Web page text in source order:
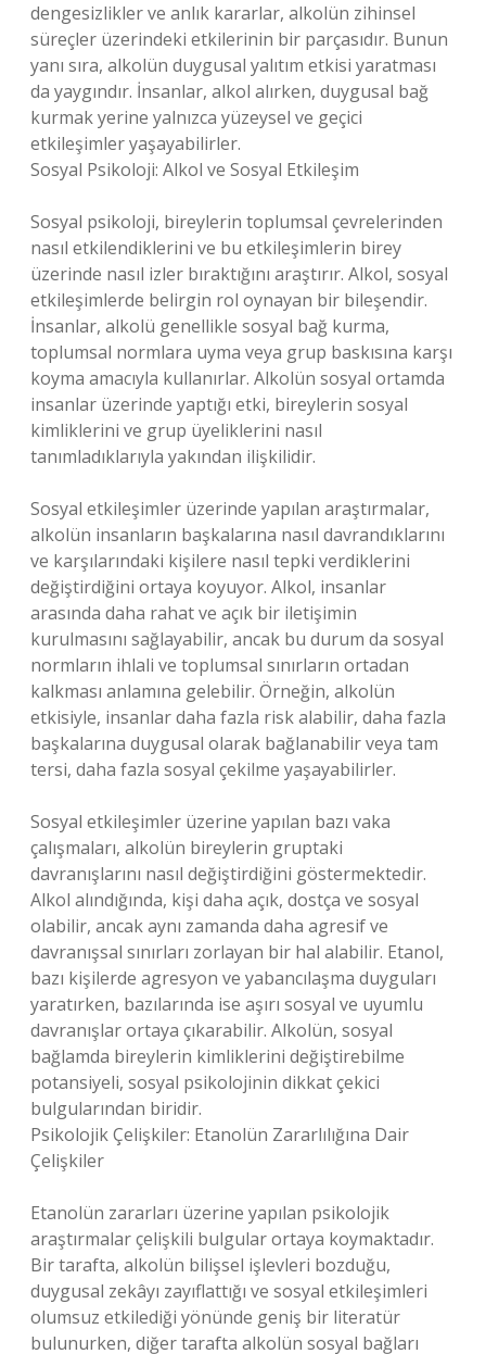
dengesizlikler ve anlık kararlar, alkolün zihinsel
süreçler üzerindeki etkilerinin bir parçasıdır. Bunun
yanı sıra, alkolün duygusal yalıtım etkisi yaratması
da yaygındır. İnsanlar, alkol alırken, duygusal bağ
kurmak yerine yalnızca yüzeysel ve geçici
etkileşimler yaşayabilirler.
Sosyal Psikoloji: Alkol ve Sosyal Etkileşim
Sosyal psikoloji, bireylerin toplumsal çevrelerinden
nasıl etkilendiklerini ve bu etkileşimlerin birey
üzerinde nasıl izler bıraktığını araştırır. Alkol, sosyal
etkileşimlerde belirgin rol oynayan bir bileşendir.
İnsanlar, alkolü genellikle sosyal bağ kurma,
toplumsal normlara uyma veya grup baskısına karşı
koyma amacıyla kullanırlar. Alkolün sosyal ortamda
insanlar üzerinde yaptığı etki, bireylerin sosyal
kimliklerini ve grup üyeliklerini nasıl
tanımladıklarıyla yakından ilişkilidir.
Sosyal etkileşimler üzerinde yapılan araştırmalar,
alkolün insanların başkalarına nasıl davrandıklarını
ve karşılarındaki kişilere nasıl tepki verdiklerini
değiştirdiğini ortaya koyuyor. Alkol, insanlar
arasında daha rahat ve açık bir iletişimin
kurulmasını sağlayabilir, ancak bu durum da sosyal
normların ihlali ve toplumsal sınırların ortadan
kalkması anlamına gelebilir. Örneğin, alkolün
etkisiyle, insanlar daha fazla risk alabilir, daha fazla
başkalarına duygusal olarak bağlanabilir veya tam
tersi, daha fazla sosyal çekilme yaşayabilirler.
Sosyal etkileşimler üzerine yapılan bazı vaka
çalışmaları, alkolün bireylerin gruptaki
davranışlarını nasıl değiştirdiğini göstermektedir.
Alkol alındığında, kişi daha açık, dostça ve sosyal
olabilir, ancak aynı zamanda daha agresif ve
davranışsal sınırları zorlayan bir hal alabilir. Etanol,
bazı kişilerde agresyon ve yabancılaşma duyguları
yaratırken, bazılarında ise aşırı sosyal ve uyumlu
davranışlar ortaya çıkarabilir. Alkolün, sosyal
bağlamda bireylerin kimliklerini değiştirebilme
potansiyeli, sosyal psikolojinin dikkat çekici
bulgularından biridir.
Psikolojik Çelişkiler: Etanolün Zararlılığına Dair
Çelişkiler
Etanolün zararları üzerine yapılan psikolojik
araştırmalar çelişkili bulgular ortaya koymaktadır.
Bir tarafta, alkolün bilişsel işlevleri bozduğu,
duygusal zekâyı zayıflattığı ve sosyal etkileşimleri
olumsuz etkilediği yönünde geniş bir literatür
bulunurken, diğer tarafta alkolün sosyal bağları